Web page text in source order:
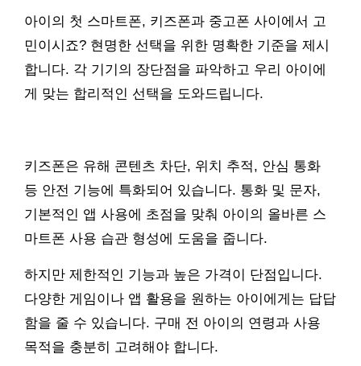
아이의 첫 스마트폰, 키즈폰과 중고폰 사이에서 고
민이시죠? 현명한 선택을 위한 명확한 기준을 제시
합니다. 각 기기의 장단점을 파악하고 우리 아이에
게 맞는 합리적인 선택을 도와드립니다.
키즈폰은 유해 콘텐츠 차단, 위치 추적, 안심 통화
등 안전 기능에 특화되어 있습니다. 통화 및 문자,
기본적인 앱 사용에 초점을 맞춰 아이의 올바른 스
마트폰 사용 습관 형성에 도움을 줍니다.
하지만 제한적인 기능과 높은 가격이 단점입니다.
다양한 게임이나 앱 활용을 원하는 아이에게는 답답
함을 줄 수 있습니다. 구매 전 아이의 연령과 사용
목적을 충분히 고려해야 합니다.